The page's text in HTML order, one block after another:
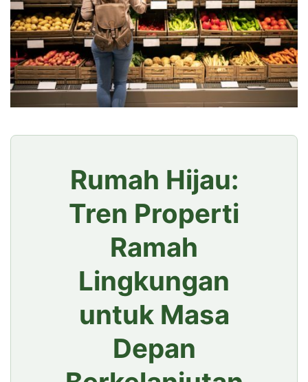
Rumah Hijau:
Tren Properti
Ramah
Lingkungan
untuk Masa
Depan